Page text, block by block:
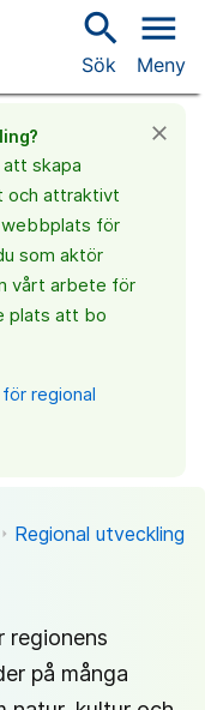
search
Sök
menu
Meny
att skapa
och attraktivt
webbplats för
som aktör
vårt arbete för
plats att bo
regional
close
Regional utveckling
regionens
på många